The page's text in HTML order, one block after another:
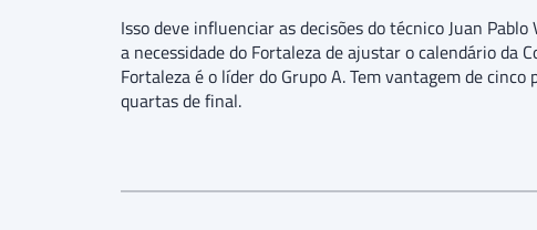
Isso deve influenciar as decisões do técnico Juan
a necessidade do Fortaleza de ajustar o calendário da
Fortaleza é o líder do Grupo A. Tem vantagem de
quartas de final.